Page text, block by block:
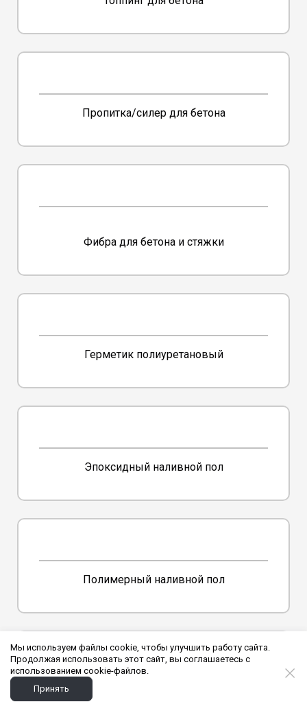
Пропитка/силер для бетона
Фибра для бетона и стяжки
Герметик полиуретановый
Эпоксидный наливной пол
Полимерный наливной пол
Краски и лаки для бетонного пола
Мы используем файлы cookie, чтобы улучшить работу сайта.
Продолжая использовать этот сайт, вы соглашаетесь с
использованием cookie-файлов.
Принять